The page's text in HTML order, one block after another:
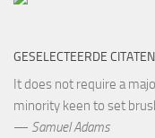
GESELECTEERDE CITATEN
It does not require a
minority keen to set
— Samuel Adams